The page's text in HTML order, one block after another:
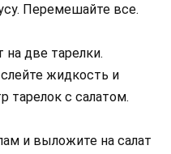
Перемешайте все.
на две тарелки.
жидкость и
тарелок с салатом.
и выложите на салат